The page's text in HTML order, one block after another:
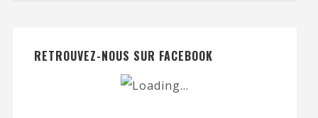
RETROUVEZ-NOUS SUR FACEBOOK